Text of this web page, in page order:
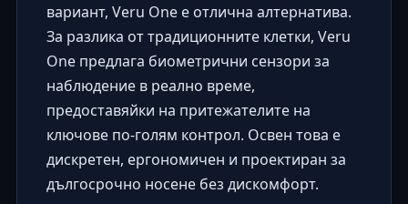
вариант, Veru Oneе отлична алтернатива.
За разлика от традиционните клетки, Veru
One предлага биометрични сензори за
наблюдение в реално време,
предоставяйки на притежателите на
ключове по-голям контрол. Освен това е
дискретен, ергономичен и проектиран за
дългосрочно носене без дискомфорт.